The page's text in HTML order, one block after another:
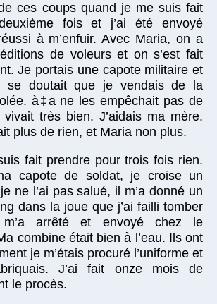
ces coups quand je me suis fait
fois et j’ai été envoyé
à m’enfuir. Avec Maria, on a
de voleurs et on s’est fait
Je portais une capote militaire et
se doutait que je vendais de la
à‡a ne les empêchait pas de
vivait très bien. J’aidais ma mère.
plus de rien, et Maria non plus.
fait prendre pour trois fois rien.
capote de soldat, je croise un
ne l’ai pas salué, il m’a donné un
dans la joue que j’ai failli tomber
arrêté et envoyé chez le
combine était bien à l’eau. Ils ont
je m’étais procuré l’uniforme et
J’ai fait onze mois de
le procès.